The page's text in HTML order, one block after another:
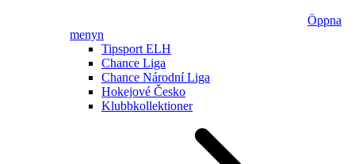
Öppna
menyn
Tipsport ELH
Chance Liga
Chance Národní Liga
Hokejové Česko
Klubbkollektioner